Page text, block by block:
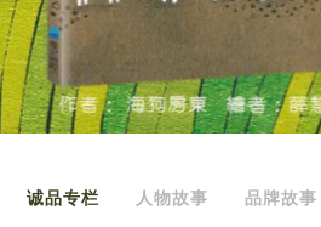
诚品专栏 人物故事 品牌故事